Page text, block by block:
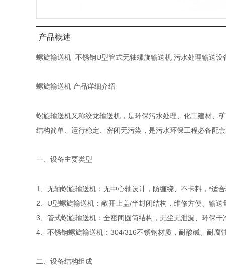
产品概述
螺旋输送机_不锈钢U型管式无轴螺旋输送机 污水处理输送设
螺旋输送机 产品详细介绍
螺旋输送机又称绞龙输送机，是环保污水处理、化工建材、
结构简单、运行稳定、密闭无污染，是污水环保工程必备配套
一、设备主要类型
1、无轴螺旋输送机：无中心轴设计，防缠绕、不卡料，*适
2、U型螺旋输送机：敞开上盖/半封闭结构，维修方便、输送
3、管式螺旋输送机：全密闭圆筒结构，无尘无泄漏、环保干
4、不锈钢螺旋输送机：304/316不锈钢材质，耐酸碱、耐腐
二、设备结构组成